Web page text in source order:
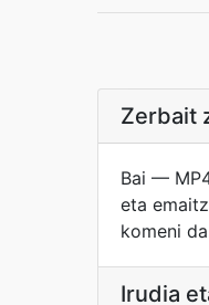
Zerbait
Bai —
eta
komeni
Irudia